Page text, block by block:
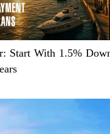
Start With 1.5%